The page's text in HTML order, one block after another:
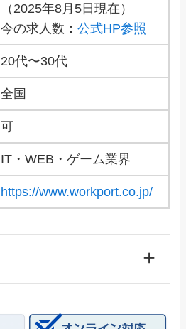
（2025年8月5日現在）
今の求人数：公式HP参照
20代〜30代
全国
可
IT・WEB・ゲーム業界
https://www.workport.co.jp/